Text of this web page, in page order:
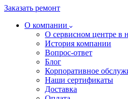
Заказать ремонт
О компании
О сервисном центре в
История компании
Вопрос-ответ
Блог
Корпоративное
Наши сертификаты
Доставка